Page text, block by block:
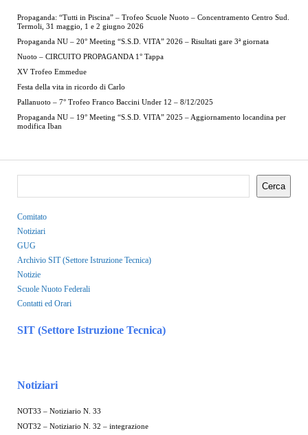
Propaganda: “Tutti in Piscina” – Trofeo Scuole Nuoto – Concentramento Centro Sud.
Termoli, 31 maggio, 1 e 2 giugno 2026
Propaganda NU – 20° Meeting “S.S.D. VITA” 2026 – Risultati gare 3ª giornata
Nuoto – CIRCUITO PROPAGANDA 1° Tappa
XV Trofeo Emmedue
Festa della vita in ricordo di Carlo
Pallanuoto – 7° Trofeo Franco Baccini Under 12 – 8/12/2025
Propaganda NU – 19° Meeting “S.S.D. VITA” 2025 – Aggiornamento locandina per
modifica Iban
Cerca
Comitato
Notiziari
GUG
Archivio SIT (Settore Istruzione Tecnica)
Notizie
Scuole Nuoto Federali
Contatti ed Orari
SIT (Settore Istruzione Tecnica)
Notiziari
NOT33 – Notiziario N. 33
NOT32 – Notiziario N. 32 – integrazione